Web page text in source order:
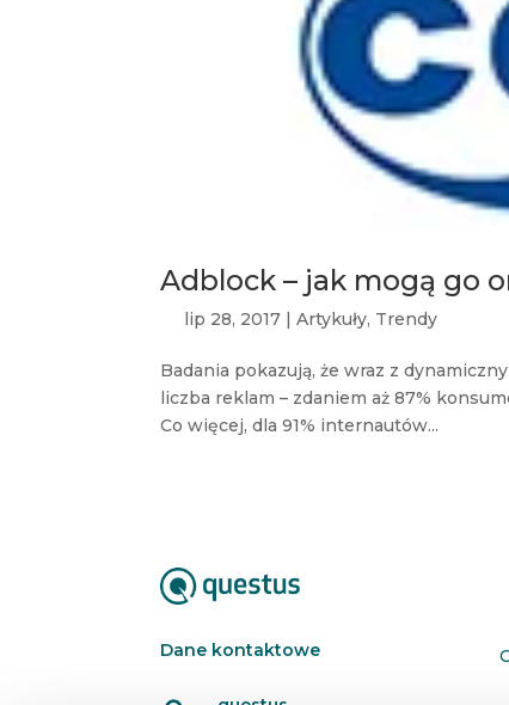
Adblock – jak mogą go
lip 28, 2017 |Artykuły, Trendy
Badania pokazują, że wraz z
liczba reklam – zdaniem aż 87%
Co więcej, dla 91% internautów...
Dane kontaktowe